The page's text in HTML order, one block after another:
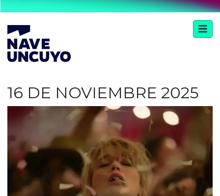
16 DE NOVIEMBRE 2025